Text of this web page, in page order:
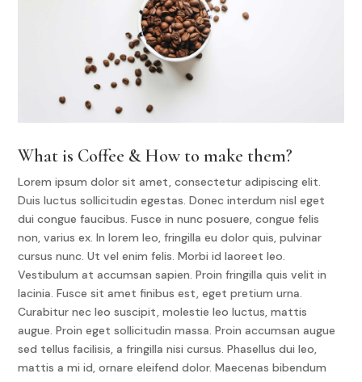
What is Coffee & How to make them?
Lorem ipsum dolor sit amet, consectetur adipiscing elit.
Duis luctus sollicitudin egestas. Donec interdum nisl eget
dui congue faucibus. Fusce in nunc posuere, congue felis
non, varius ex. In lorem leo, fringilla eu dolor quis, pulvinar
cursus nunc. Ut vel enim felis. Morbi id laoreet leo.
Vestibulum at accumsan sapien. Proin fringilla quis velit in
lacinia. Fusce sit amet finibus est, eget pretium urna.
Curabitur nec leo suscipit, molestie leo luctus, mattis
augue. Proin eget sollicitudin massa. Proin accumsan augue
sed tellus facilisis, a fringilla nisi cursus. Phasellus dui leo,
mattis a mi id, ornare eleifend dolor. Maecenas bibendum